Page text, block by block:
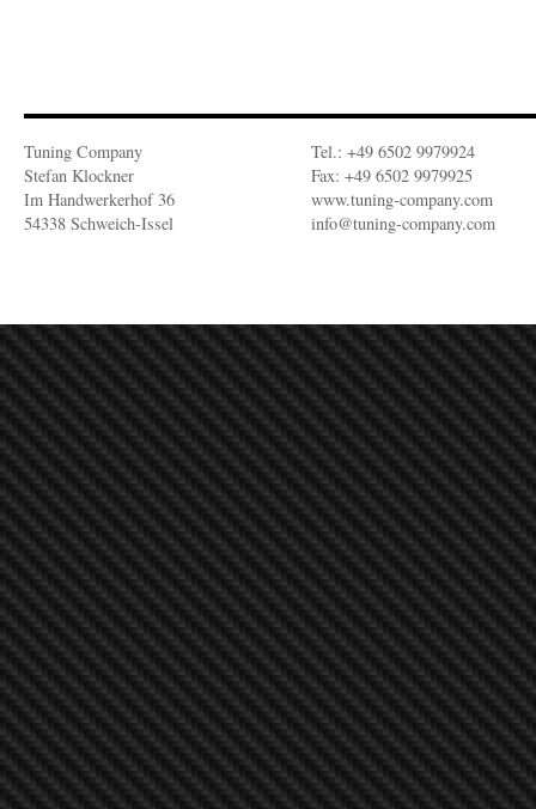
Tuning Company
Stefan Klockner
Im Handwerkerhof 36
54338 Schweich-Issel
Tel.: +49 6502 9979924
Fax: +49 6502 9979925
www.tuning-company.com
info@tuning-company.com